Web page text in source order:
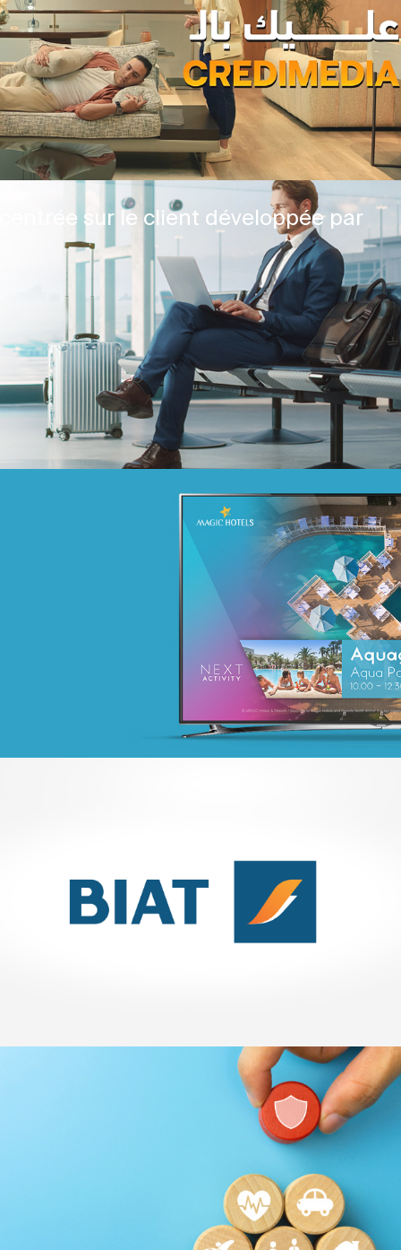
sur le client développée par